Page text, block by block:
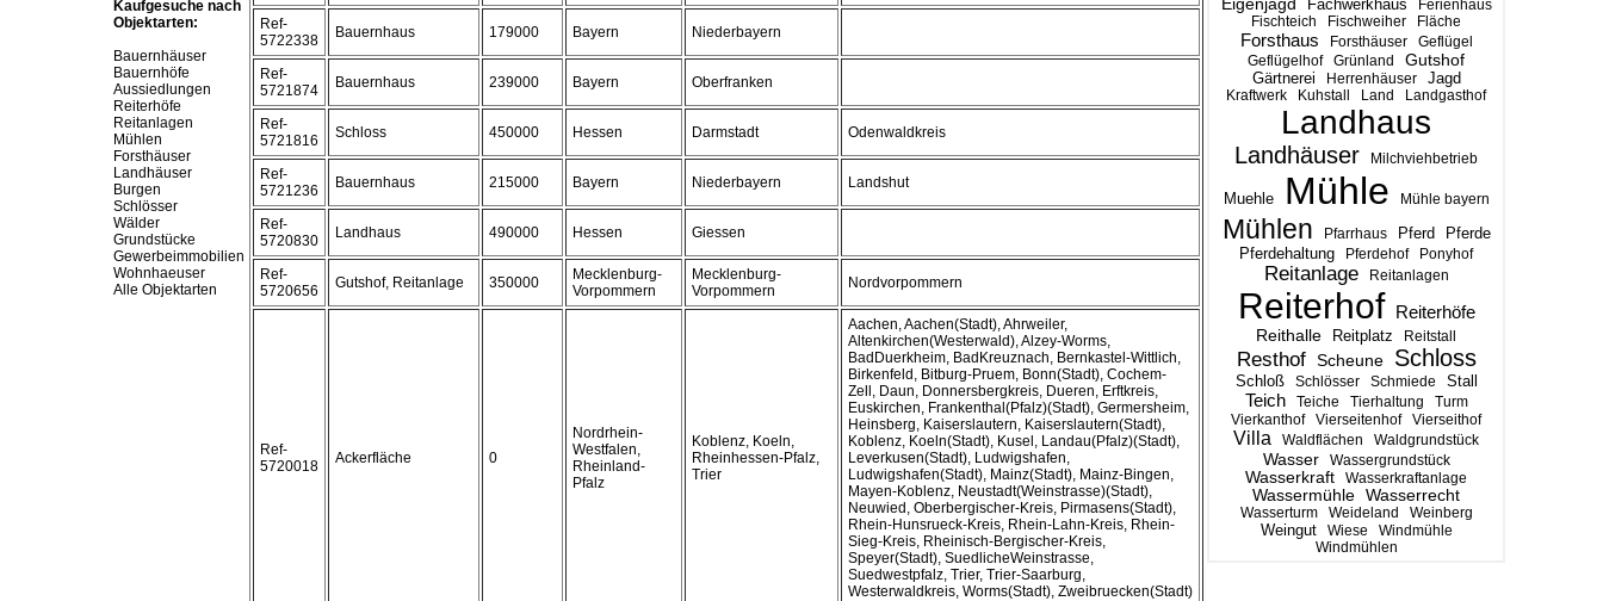
Eigenjagd Fachwerkhaus
Ferienhaus
Fischteich
Fischweiher Fläche
Forsthaus Forsthäuser
Geflügel
Geflügelhof
Grünland
Gutshof
Gärtnerei
Herrenhäuser Jagd
Kraftwerk Kuhstall Land Landgasthof
Landhaus
Landhäuser Milchviehbetrieb
Muehle Mühle Mühle bayern
Mühlen Pfarrhaus Pferd Pferde
Pferdehaltung Pferdehof Ponyhof
Reitanlage Reitanlagen
Reiterhof Reiterhöfe
Reithalle Reitplatz Reitstall
Resthof Scheune Schloss
Schloß Schlösser Schmiede Stall
Teich Teiche Tierhaltung
Turm
Vierkanthof
Vierseitenhof Vierseithof
Villa Waldflächen Waldgrundstück
Wasser Wassergrundstück
Wasserkraft Wasserkraftanlage
Wassermühle Wasserrecht
Wasserturm Weideland Weinberg
Weingut Wiese
Windmühle
Windmühlen
Kaufgesuche nach
Objektarten:
Bauernhäuser
Bauernhöfe
Aussiedlungen
Reiterhöfe
Reitanlagen
Mühlen
Forsthäuser
Landhäuser
Burgen
Schlösser
Wälder
Grundstücke
Gewerbeimmobilien
Wohnhaeuser
Alle Objektarten
Ref-
5722338
Bauernhaus 179000 Bayern Niederbayern
Ref-
5721874
Bauernhaus 239000 Bayern Oberfranken
Ref-
5721816
Schloss 450000 Hessen Darmstadt Odenwaldkreis
Ref-
5721236
Bauernhaus 215000 Bayern Niederbayern Landshut
Ref-
5720830
Landhaus 490000 Hessen Giessen
Ref-
5720656
Gutshof, Reitanlage 350000
Mecklenburg-
Vorpommern
Mecklenburg-
Vorpommern
Nordvorpommern
Ref-
5720018
Ackerfläche 0
Nordrhein-
Westfalen,
Rheinland-
Pfalz
Koblenz, Koeln,
Rheinhessen-Pfalz,
Trier
Aachen, Aachen(Stadt), Ahrweiler,
Altenkirchen(Westerwald), Alzey-Worms,
BadDuerkheim, BadKreuznach, Bernkastel-Wittlich,
Birkenfeld, Bitburg-Pruem, Bonn(Stadt), Cochem-
Zell, Daun, Donnersbergkreis, Dueren, Erftkreis,
Euskirchen, Frankenthal(Pfalz)(Stadt), Germersheim,
Heinsberg, Kaiserslautern, Kaiserslautern(Stadt),
Koblenz, Koeln(Stadt), Kusel, Landau(Pfalz)(Stadt),
Leverkusen(Stadt), Ludwigshafen,
Ludwigshafen(Stadt), Mainz(Stadt), Mainz-Bingen,
Mayen-Koblenz, Neustadt(Weinstrasse)(Stadt),
Neuwied, Oberbergischer-Kreis, Pirmasens(Stadt),
Rhein-Hunsrueck-Kreis, Rhein-Lahn-Kreis, Rhein-
Sieg-Kreis, Rheinisch-Bergischer-Kreis,
Speyer(Stadt), SuedlicheWeinstrasse,
Suedwestpfalz, Trier, Trier-Saarburg,
Westerwaldkreis, Worms(Stadt), Zweibruecken(Stadt)